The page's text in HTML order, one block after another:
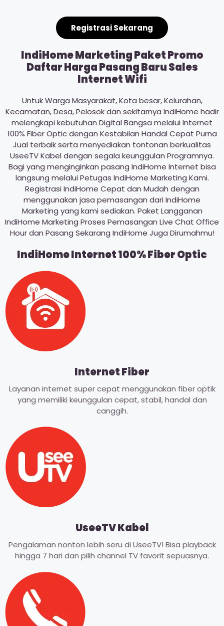
Registrasi Sekarang
IndiHome Marketing Paket Promo
Daftar Harga Pasang Baru Sales
Internet Wifi
Untuk Warga Masyarakat, Kota besar, Kelurahan,
Kecamatan, Desa, Pelosok dan sekitarnya IndiHome hadir
melengkapi kebutuhan Digital Bangsa melalui Internet
100% Fiber Optic dengan Kestabilan Handal Cepat Purna
Jual terbaik serta menyediakan tontonan berkualitas
UseeTV Kabel dengan segala keunggulan Programnya.
Bagi yang menginginkan pasang IndiHome Internet bisa
langsung melalui Petugas IndiHome Marketing Kami.
Registrasi IndiHome Cepat dan Mudah dengan
menggunakan jasa pemasangan dari IndiHome
Marketing yang kami sediakan. Paket Langganan
IndiHome Marketing Proses Pemasangan Live Chat Office
Hour dan Pasang Sekarang IndiHome Juga Dirumahmu!
IndiHome Internet 100% Fiber Optic
Internet Fiber
Layanan internet super cepat menggunakan fiber optik
yang memiliki keunggulan cepat, stabil, handal dan
canggih.
UseeTV Kabel
Pengalaman nonton lebih seru di UseeTV! Bisa playback
hingga 7 hari dan pilih channel TV favorit sepuasnya.